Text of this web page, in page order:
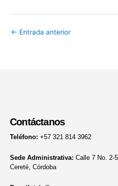
← Entrada anterior
Contáctanos
Teléfono: +57 321 814 3962
Sede Administrativa: Calle 7 No. 2-
Cereté, Córdoba